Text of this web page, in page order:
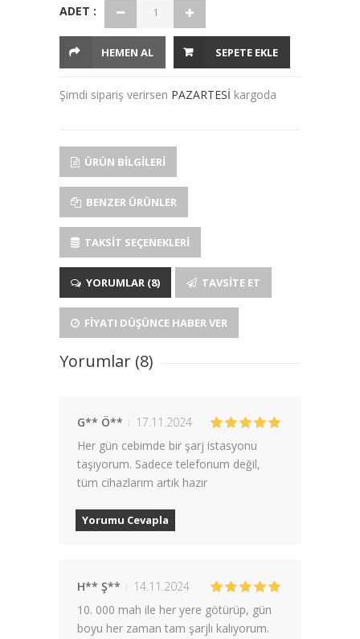
ADET :
HEMEN AL SEPETE EKLE
Şimdi sipariş verirsen PAZARTESİ kargoda
ÜRÜN BILGILERI
BENZER ÜRÜNLER
TAKSIT SEÇENEKLERI
YORUMLAR (8) TAVSITE ET
FIYATI DÜŞÜNCE HABER VER
Yorumlar (8)
G** Ö**
17.11.2024
Her gün cebimde bir şarj istasyonu
taşıyorum. Sadece telefonum değil,
tüm cihazlarım artık hazır
Yorumu Cevapla
H** Ş**
14.11.2024
10. 000 mah ile her yere götürüp, gün
boyu her zaman tam şarjlı kalıyorum.